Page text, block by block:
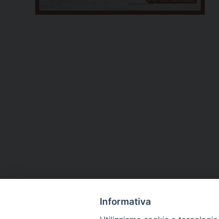
Informativa